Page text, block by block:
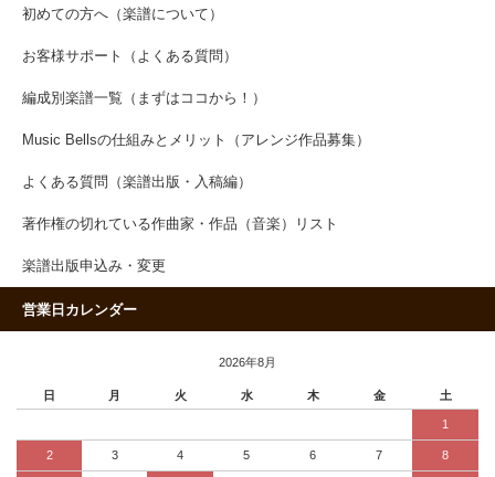
初めての方へ（楽譜について）
お客様サポート（よくある質問）
編成別楽譜一覧（まずはココから！）
Music Bellsの仕組みとメリット（アレンジ作品募集）
よくある質問（楽譜出版・入稿編）
著作権の切れている作曲家・作品（音楽）リスト
楽譜出版申込み・変更
営業日カレンダー
2026年8月
日 月 火 水 木 金 土
1
2 3 4 5 6 7 8